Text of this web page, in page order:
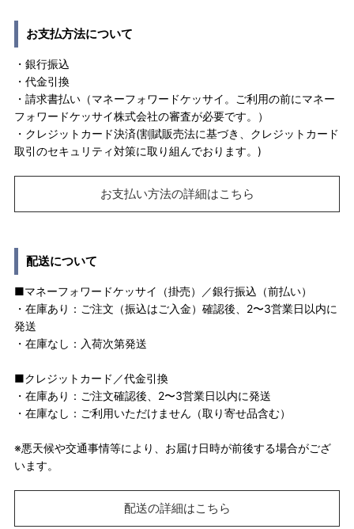
お支払方法について
・銀行振込
・代金引換
・請求書払い（マネーフォワードケッサイ。ご利用の前にマネー
フォワードケッサイ株式会社の審査が必要です。）
・クレジットカード決済(割賦販売法に基づき、クレジットカード
取引のセキュリティ対策に取り組んでおります。)
お支払い方法の詳細はこちら
配送について
■マネーフォワードケッサイ（掛売）／銀行振込（前払い）
・在庫あり：ご注文（振込はご入金）確認後、2〜3営業日以内に
発送
・在庫なし：入荷次第発送
■クレジットカード／代金引換
・在庫あり：ご注文確認後、2〜3営業日以内に発送
・在庫なし：ご利用いただけません（取り寄せ品含む）
※悪天候や交通事情等により、お届け日時が前後する場合がござ
います。
配送の詳細はこちら